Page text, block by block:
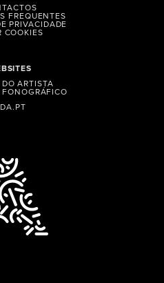
ARTISTA
FREQUENTES
PRIVACIDADE
COOKIES